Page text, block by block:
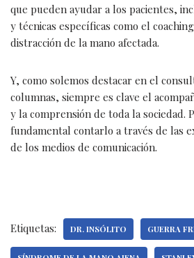
que pueden ayudar a los pacientes,
y técnicas específicas como el
distracción de la mano afectada.
Y, como solemos destacar en el
columnas, siempre es clave el
y la comprensión de toda la sociedad.
fundamental contarlo a través de las
de los medios de comunicación.
Etiquetas: DR. INSÓLITO GUERRA